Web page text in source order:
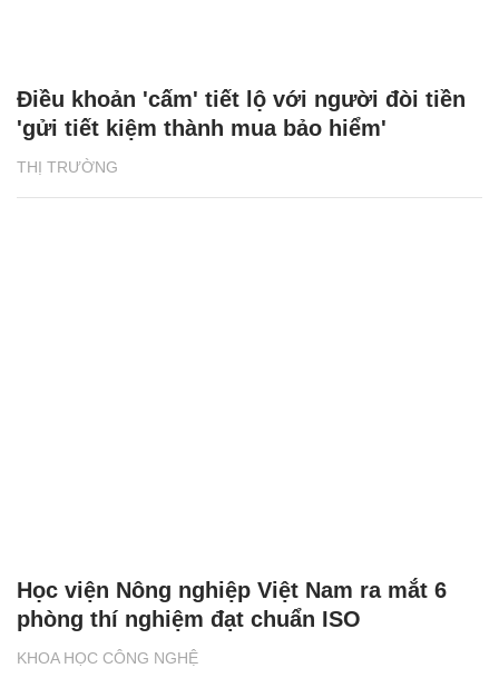
THỊ TRƯỜNG
Điều khoản 'cấm' tiết lộ với người đòi tiền
'gửi tiết kiệm thành mua bảo hiểm'
KHOA HỌC CÔNG NGHỆ
Học viện Nông nghiệp Việt Nam ra mắt 6
phòng thí nghiệm đạt chuẩn ISO